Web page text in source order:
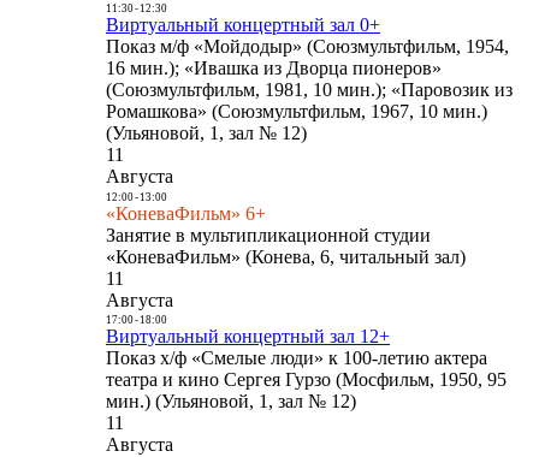
11:30- 12:30
Виртуальный концертный зал 0+
Показ м/ф «Мойдодыр» (Союзмультфильм, 1954,
16 мин.); «Ивашка из Дворца пионеров»
(Союзмультфильм, 1981, 10 мин.); «Паровозик из
Ромашкова» (Союзмультфильм, 1967, 10 мин.)
(Ульяновой, 1, зал № 12)
11
Августа
12:00- 13:00
«КоневаФильм» 6+
Занятие в мультипликационной студии
«КоневаФильм» (Конева, 6, читальный зал)
11
Августа
17:00- 18:00
Виртуальный концертный зал 12+
Показ х/ф «Смелые люди» к 100-летию актера
театра и кино Сергея Гурзо (Мосфильм, 1950, 95
мин.) (Ульяновой, 1, зал № 12)
11
Августа